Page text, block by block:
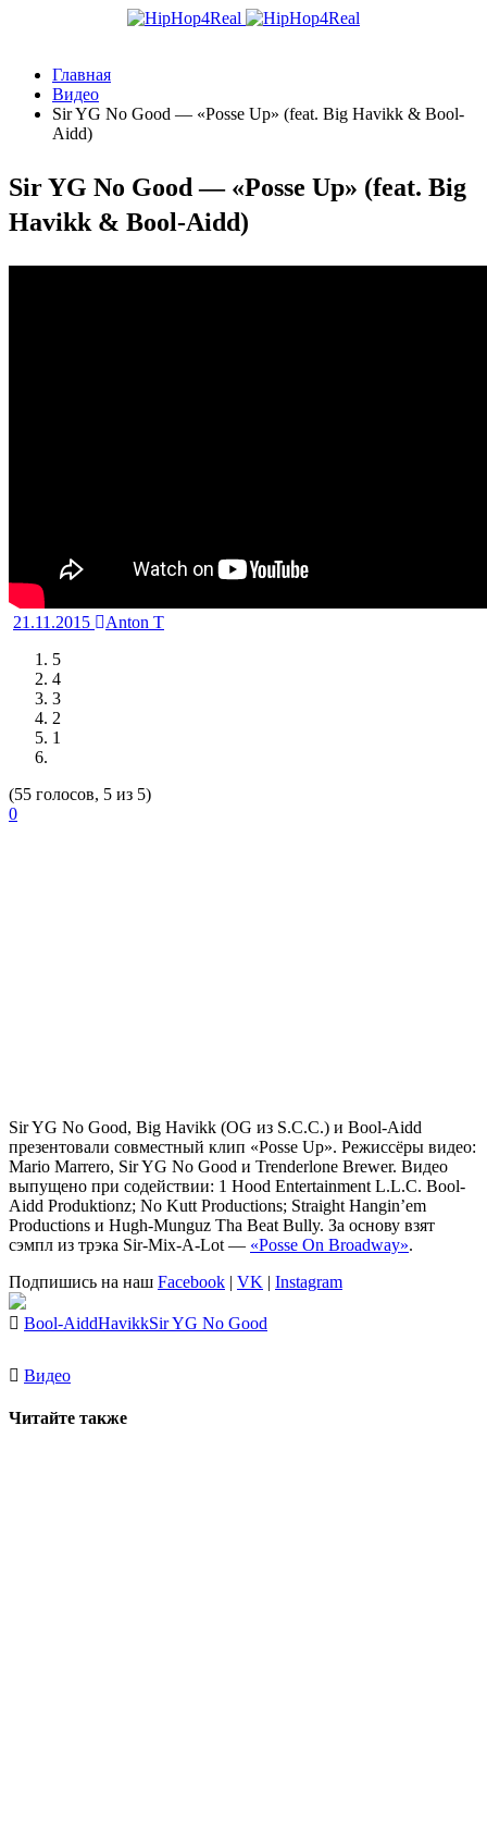
Главная
Видео
Sir YG No Good — «Posse Up» (feat. Big Havikk & Bool-
Aidd)
Sir YG No Good — «Posse Up» (feat. Big
Havikk & Bool-Aidd)
21.11.2015
Anton T
5
4
3
2
1
(55 голосов, 5 из 5)
0
Sir YG No Good, Big Havikk (OG из S.C.C.) и Bool-Aidd
презентовали совместный клип «Posse Up». Режиссёры видео:
Mario Marrero, Sir YG No Good и Trenderlone Brewer. Видео
выпущено при содействии: 1 Hood Entertainment L.L.C. Bool-
Aidd Produktionz; No Kutt Productions; Straight Hangin’em
Productions и Hugh-Munguz Tha Beat Bully. За основу взят
сэмпл из трэка Sir-Mix-A-Lot — «Posse On Broadway».
Подпишись на наш Facebook | VK | Instagram
Bool-AiddHavikkSir YG No Good
Видео
Читайте также